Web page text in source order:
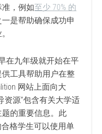
，例如至少 70% 的
是帮助确保成功申
在九年级就开始在平
工具帮助用户在整
网站上面向大
资源”包含有关大学适
的重要信息。此
合格学生可以使用单